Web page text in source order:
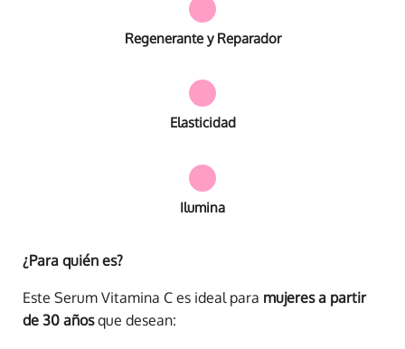
Regenerante y Reparador
Elasticidad
Ilumina
¿Para quién es?
Este Serum Vitamina C es ideal para mujeres a partir
de 30 añosque desean: